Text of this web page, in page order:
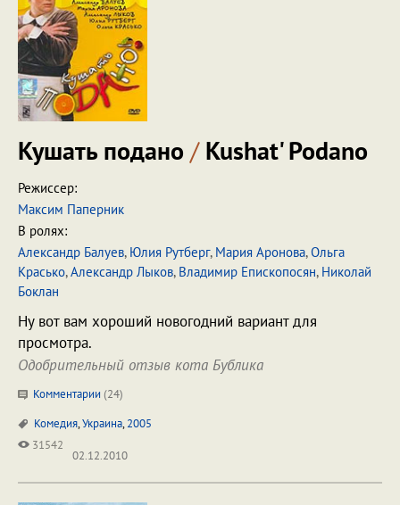
Кушать подано /Kushat' Podano
Режиссер:
Максим Паперник
В ролях:
Александр Балуев, Юлия Рутберг, Мария Аронова,Ольга
Красько,Александр Лыков, Владимир Епископосян, Николай
Боклан
Ну вот вам хороший новогодний вариант для
просмотра.
Одобрительный отзыв кота Бублика
Комментарии (24)
Комедия,Украина,2005
31542
02.12.2010